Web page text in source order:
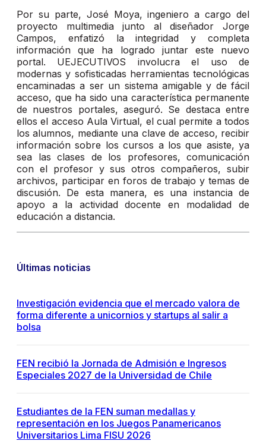
Por su parte, José Moya, ingeniero a cargo del
proyecto multimedia junto al diseñador Jorge
Campos, enfatizó la integridad y completa
información que ha logrado juntar este nuevo
portal. UEJECUTIVOS involucra el uso de
modernas y sofisticadas herramientas tecnológicas
encaminadas a ser un sistema amigable y de fácil
acceso, que ha sido una característica permanente
de nuestros portales, aseguró. Se destaca entre
ellos el acceso Aula Virtual, el cual permite a todos
los alumnos, mediante una clave de acceso, recibir
información sobre los cursos a los que asiste, ya
sea las clases de los profesores, comunicación
con el profesor y sus otros compañeros, subir
archivos, participar en foros de trabajo y temas de
discusión. De esta manera, es una instancia de
apoyo a la actividad docente en modalidad de
educación a distancia.
Últimas noticias
Investigación evidencia que el mercado valora de
forma diferente a unicornios y startups al salir a
bolsa
FEN recibió la Jornada de Admisión e Ingresos
Especiales 2027 de la Universidad de Chile
Estudiantes de la FEN suman medallas y
representación en los Juegos Panamericanos
Universitarios Lima FISU 2026